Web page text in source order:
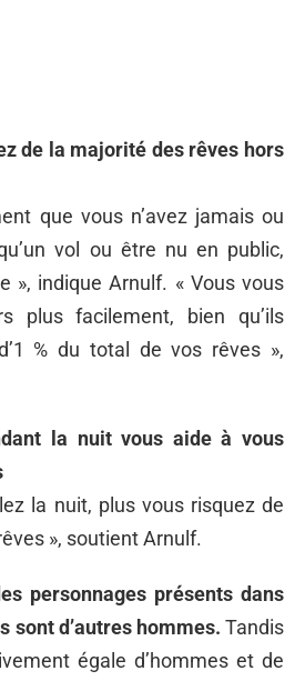
de la majorité des rêves hors
que vous n’avez jamais ou
vol ou être nu en public,
», indique Arnulf. « Vous vous
plus facilement, bien qu’ils
% du total de vos rêves »,
la nuit vous aide à vous
la nuit, plus vous risquez de
», soutient Arnulf.
personnages présents dans
sont d’autres hommes. Tandis
égale d’hommes et de